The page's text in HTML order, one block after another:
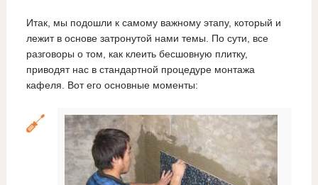
Итак, мы подошли к самому важному этапу, который и
лежит в основе затронутой нами темы. По сути, все
разговоры о том, как клеить бесшовную плитку,
приводят нас в стандартной процедуре монтажа
кафеля. Вот его основные моменты: